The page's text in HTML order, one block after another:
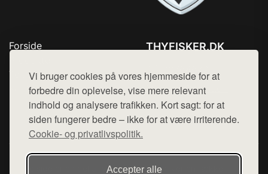
Vi bruger cookies på vores hjemmeside for at
forbedre din oplevelse, vise mere relevant
indhold og analysere trafikken. Kort sagt: for at
siden fungerer bedre – ikke for at være irriterende.
Cookie- og privatlivspolitik.
Accepter alle
Forside
Top Rabatter
Kontakt
THYFISKER.DK
Mail: hej@want.dk
Cookie- og privatlivspolitik
Denne side er en del af want.dk, der udgiver en række